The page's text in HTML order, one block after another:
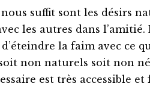
suffit sont les désirs
les autres dans l’amitié.
la faim avec ce
non naturels soit non
est très accessible